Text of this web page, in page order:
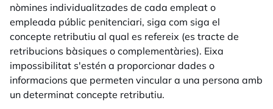
nòmines individualitzades de cada empleat o
empleada públic penitenciari, siga com siga el
concepte retributiu al qual es refereix (es tracte de
retribucions bàsiques o complementàries). Eixa
impossibilitat s'estén a proporcionar dades o
informacions que permeten vincular a una persona amb
un determinat concepte retributiu.